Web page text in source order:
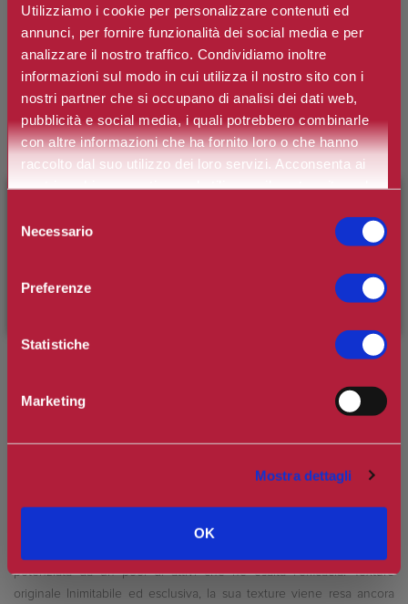
Utilizziamo i cookie per personalizzare contenuti ed
annunci, per fornire funzionalità dei social media e per
analizzare il nostro traffico. Condividiamo inoltre
informazioni sul modo in cui utilizza il nostro sito con i
nostri partner che si occupano di analisi dei dati web,
pubblicità e social media, i quali potrebbero combinarle
con altre informazioni che ha fornito loro o che hanno
raccolto dal suo utilizzo dei loro servizi. Acconsenta ai
nostri cookie se continua ad utilizzare il nostro sito web.
delNecessario
Preferenze
Statistiche
Marketing
Mostra dettagli
OK
Prezzo: €57,50
Prezzo scontato:
€43,13
Spedizione in Italia gratuita se il carrello supera i 60€
Ottieni 4 punti Camilleri Fidelity Card -Regolamento
troviamo la Crema Terrmale Anticellulite da 400 ml con alghe marine
e oli essenziali effetto lungadurata, che abbina un concentrato di
princìpi attivi anticellulite ai benefici effetti dell’acqua termale e
scorrevole, la rende piacevole da applicare e ideale anche per il
massaggio. Il secondo articolo è la Crema Rassodante Intensiva Plus
da 75 ml con attivatore di collagene e acido ialuronico vero
potenziata da un pool di attivi che ne esalta l'efficacia. Texture
originale Inimitabile ed esclusiva, la sua texture viene resa ancora
inserendo il codice